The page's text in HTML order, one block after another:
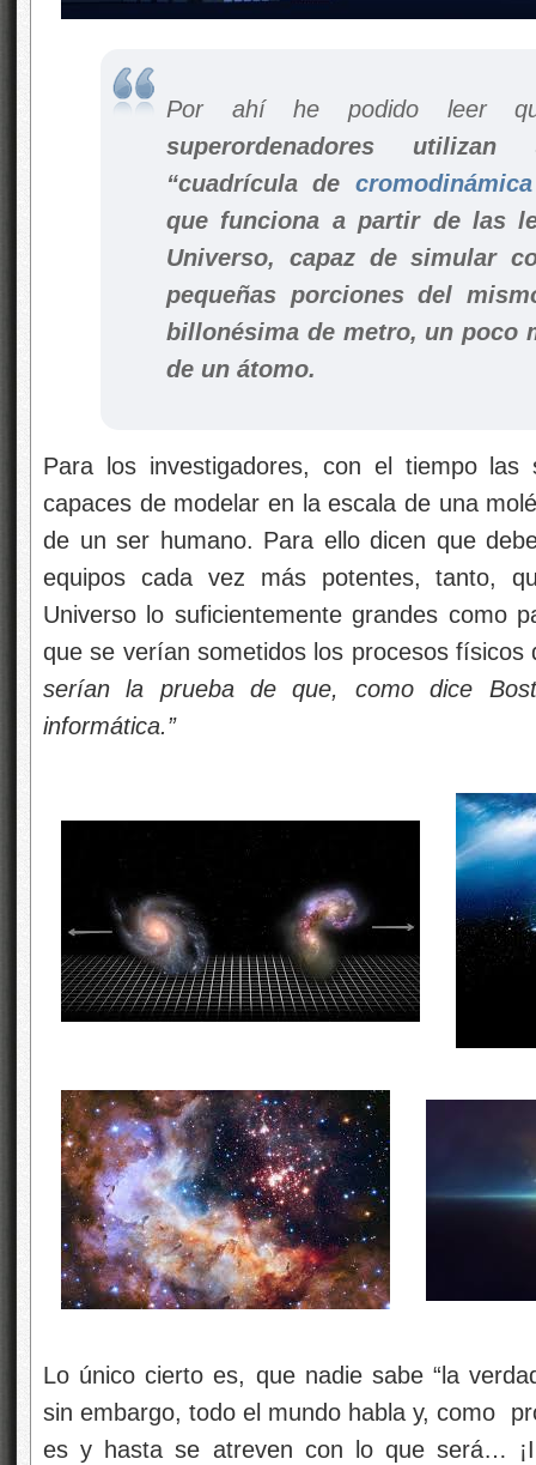
Por ahí he podido leer
superordenadores
“cuadrícula de
que funciona a partir de las
Universo, capaz de simular
pequeñas porciones del
billonésima de metro, un poco
de un átomo.
Para los investigadores, con el tiempo las
capaces de modelar en la escala de una
de un ser humano. Para ello dicen que
equipos cada vez más potentes, tanto,
Universo lo suficientemente grandes como
que se verían sometidos los procesos
serían la prueba de que, como dice
informática.”
Lo único cierto es, que nadie sabe “la
sin embargo, todo el mundo habla y, como
es y hasta se atreven con lo que será…